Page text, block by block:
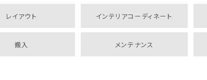
レイアウト インテリアコーディネート
搬入 メンテナンス